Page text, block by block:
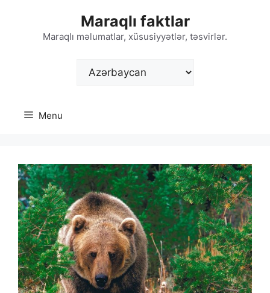
Maraqlı faktlar
Maraqlı məlumatlar, xüsusiyyətlər, təsvirlər.
Choose
Menu